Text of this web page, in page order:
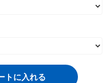
トに入れる